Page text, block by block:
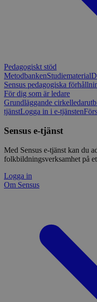
Pedagogiskt stöd
MetodbankenStudiematerial
Sensus pedagogiska
För dig som är ledare
Grundläggande
tjänstLogga in i e-tjänsten
Sensus e-tjänst
Med Sensus e-tjänst kan du
folkbildningsverksamhet på
Logga in
Om Sensus